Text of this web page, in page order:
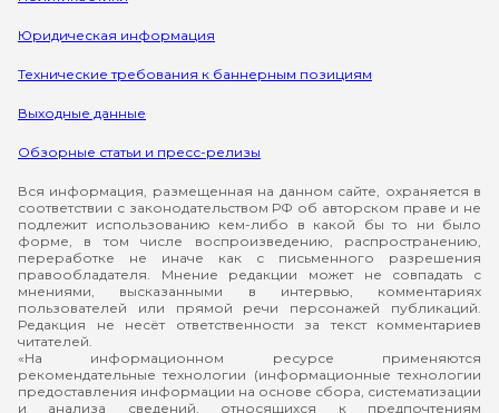
Юридическая информация
Технические требования к баннерным позициям
Выходные данные
Обзорные статьи и пресс-релизы
Вся информация, размещенная на данном сайте, охраняется в
соответствии с законодательством РФ об авторском праве и не
подлежит использованию кем-либо в какой бы то ни было
форме, в том числе воспроизведению, распространению,
переработке не иначе как с письменного разрешения
правообладателя. Мнение редакции может не совпадать с
мнениями, высказанными в интервью, комментариях
пользователей или прямой речи персонажей публикаций.
Редакция не несёт ответственности за текст комментариев
читателей.
«На информационном ресурсе применяются
рекомендательные технологии (информационные технологии
предоставления информации на основе сбора, систематизации
и анализа сведений, относящихся к предпочтениям